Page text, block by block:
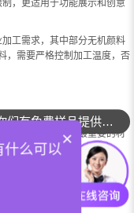
，更适用于功能展示和创意
工需求，其中部分无机颜料
，需要严格控制加工温度，否
于塑料、色母粒、涂料、油
色领域最基础且最重要的材
。其中，光学干涉型变色颜
刷；光致变色颜料广泛应用
于温度指示标签、智能包
你们可以提供配色服务吗？
×
什么可以